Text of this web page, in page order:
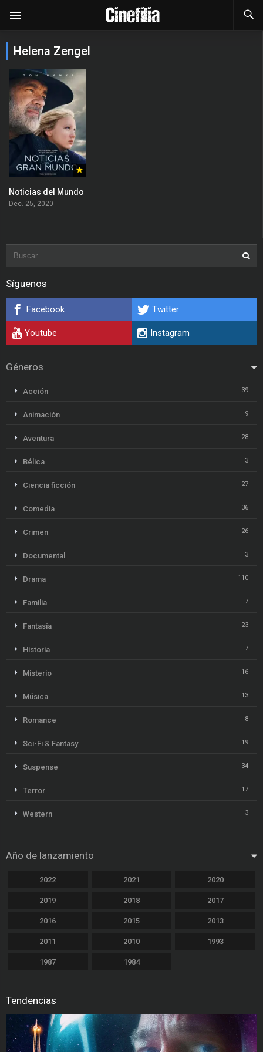
Helena Zengel
Noticias del Mundo
Dec. 25, 2020
Síguenos
Facebook Twitter
Youtube Instagram
Géneros
Acción 39
Animación 9
Aventura 28
Bélica 3
Ciencia ficción 27
Comedia 36
Crimen 26
Documental 3
Drama 110
Familia 7
Fantasía 23
Historia 7
Misterio 16
Música 13
Romance 8
Sci-Fi & Fantasy 19
Suspense 34
Terror 17
Western 3
Año de lanzamiento
2022 2021 2020
2019 2018 2017
2016 2015 2013
2011 2010 1993
1987 1984
Tendencias